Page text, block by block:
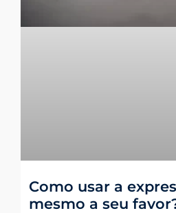
Como usar a
mesmo a seu